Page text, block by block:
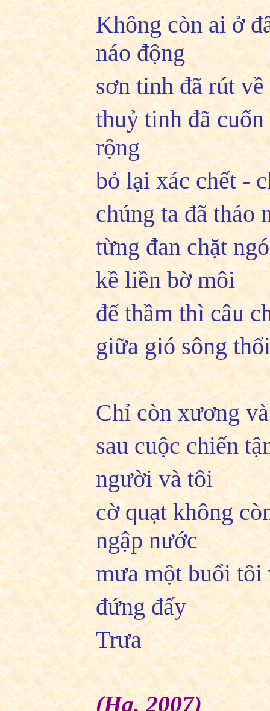
Không còn ai ở
náo động
sơn tinh đã rút
thuỷ tinh đã
rộng
bỏ lại xác chết -
chúng ta đã tháo
từng đan chặt
kề liền bờ môi
để thầm thì câu
giữa gió sông
Chỉ còn xương
sau cuộc chiến
người và tôi
cờ quạt không
ngập nước
mưa một buổi tôi
đứng đấy
Trưa
(Hạ, 2007)